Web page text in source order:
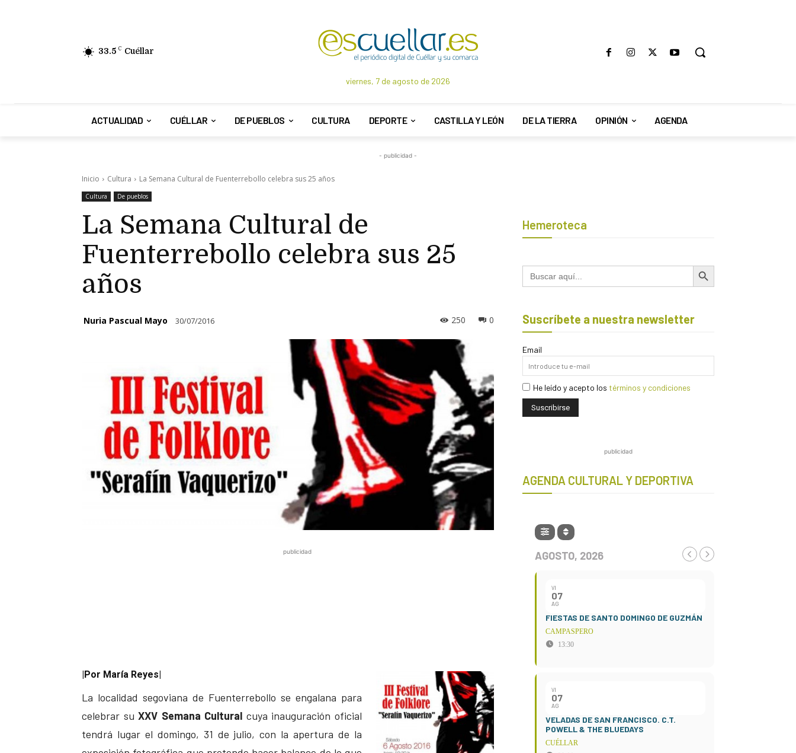
33.5 C Cuéllar
viernes, 7 de agosto de 2026
ACTUALIDAD CUÉLLAR DE PUEBLOS CULTURA DEPORTE CASTILLA Y LEÓN DE LA TIERRA OPINIÓN AGENDA
- publicidad -
Inicio Cultura La Semana Cultural de Fuenterrebollo celebra sus 25 años
Cultura De pueblos
La Semana Cultural de
Fuenterrebollo celebra sus 25
años
Nuria Pascual Mayo 30/07/2016 0
250
publicidad
|Por María Reyes|
La localidad segoviana de Fuenterrebollo se engalana para
celebrar suXXV Semana Cultural cuya inauguración oficial
tendrá lugar el domingo, 31 de julio, con la apertura de la
Hemeroteca
Buscar: Botón de búsqueda
Suscríbete a nuestra newsletter
Email
He leído y acepto los términos y condiciones
publicidad
AGENDA CULTURAL Y DEPORTIVA
AGOSTO, 2026
VI
07
AG
FIESTAS DE SANTO DOMINGO DE GUZMÁN
CAMPASPERO
13:30
VI
07
AG
VELADAS DE SAN FRANCISCO. C.T.
POWELL & THE BLUEDAYS
CUÉLLAR